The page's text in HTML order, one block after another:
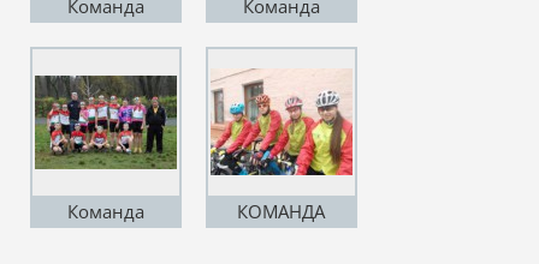
Команда
Команда
Кондрут В.И
Команда
КОМАНДА